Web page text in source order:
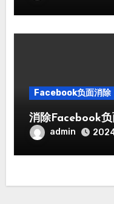
Facebook负面消除
消除Facebook
admin